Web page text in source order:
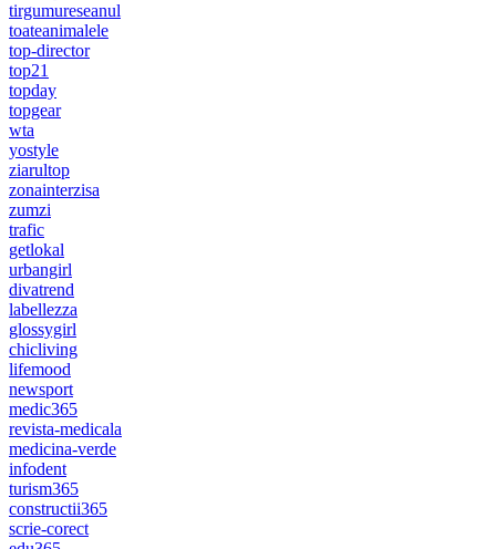
tirgumureseanul
toateanimalele
top-director
top21
topday
topgear
wta
yostyle
ziarultop
zonainterzisa
zumzi
trafic
getlokal
urbangirl
divatrend
labellezza
glossygirl
chicliving
lifemood
newsport
medic365
revista-medicala
medicina-verde
infodent
turism365
constructii365
scrie-corect